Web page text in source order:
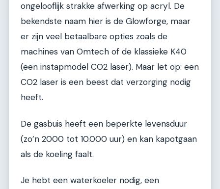
ongelooflijk strakke afwerking op acryl. De
bekendste naam hier is de Glowforge, maar
er zijn veel betaalbare opties zoals de
machines van Omtech of de klassieke K40
(een instapmodel CO2 laser). Maar let op: een
CO2 laser is een beest dat verzorging nodig
heeft.
De gasbuis heeft een beperkte levensduur
(zo’n 2000 tot 10.000 uur) en kan kapotgaan
als de koeling faalt.
Je hebt een waterkoeler nodig, een